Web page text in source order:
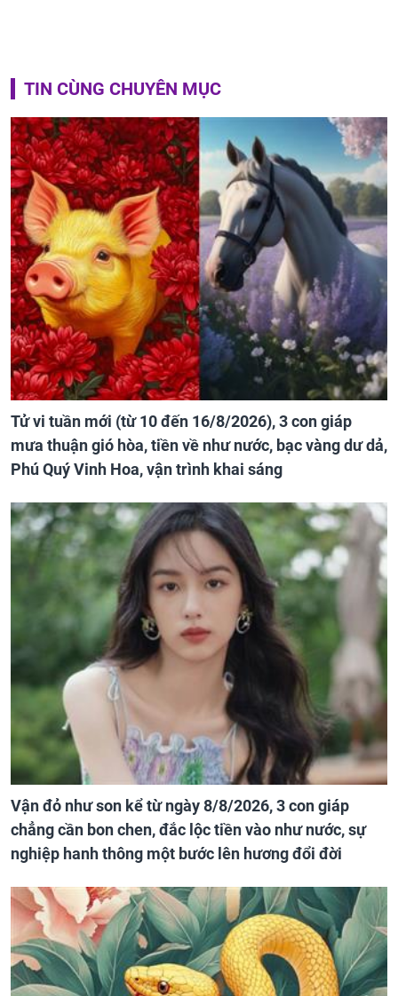
TIN CÙNG CHUYÊN MỤC
Tử vi tuần mới (từ 10 đến 16/8/2026), 3 con giáp
mưa thuận gió hòa, tiền về như nước, bạc vàng dư dả,
Phú Quý Vinh Hoa, vận trình khai sáng
Vận đỏ như son kể từ ngày 8/8/2026, 3 con giáp
chẳng cần bon chen, đắc lộc tiền vào như nước, sự
nghiệp hanh thông một bước lên hương đổi đời